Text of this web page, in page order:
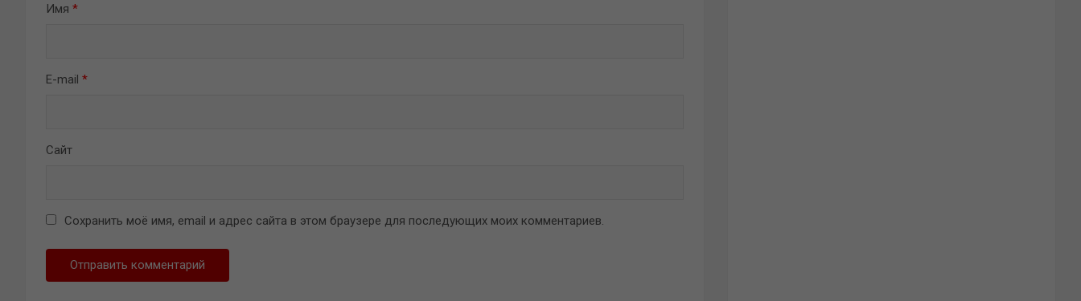
Имя *
E-mail *
Сайт
Сохранить моё имя, email и адрес сайта в этом браузере для последующих моих комментариев.